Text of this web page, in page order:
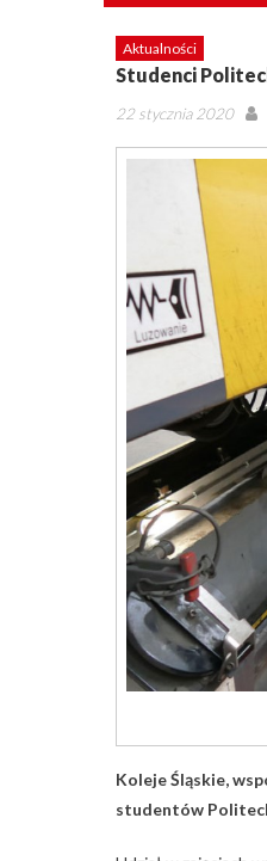
Aktualności
Studenci
Posted
22 stycznia 2020
Koleje Śląskie,
studentów